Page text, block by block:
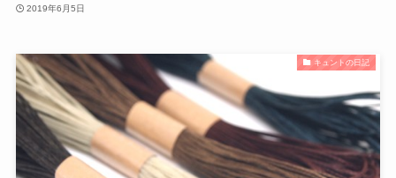
2019年6月5日
キュントの日記